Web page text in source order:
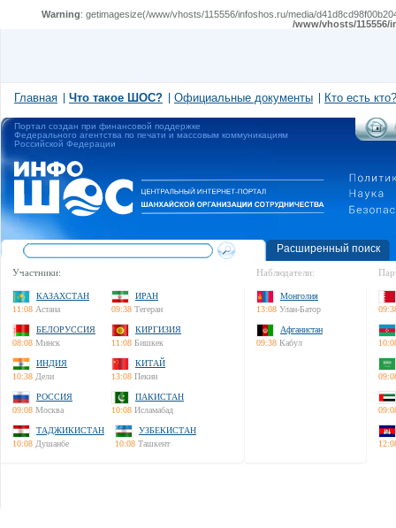
Warning: getimagesize(/www/vhosts/115556/infoshos.ru/media/
/www/vhosts/
Главная Что такое ШОС? Официальные документы Кто есть кто?
Портал создан при финансовой поддержке
Федерального агентства по печати и массовым коммуникациям
Российской Федерации
Расширенный поиск
Участники:
КАЗАХСТАН
11:08 Астана
ИРАН
09:38 Тегеран
БЕЛОРУССИЯ
08:08 Минск
КИРГИЗИЯ
11:08 Бишкек
ИНДИЯ
10:38 Дели
КИТАЙ
13:08 Пекин
РОССИЯ
09:08 Москва
ПАКИСТАН
10:08 Исламабад
ТАДЖИКИСТАН
10:08 Душанбе
УЗБЕКИСТАН
10:08 Ташкент
Наблюдатели:
Монголия
13:08 Улан-Батор
Афганистан
09:38 Кабул